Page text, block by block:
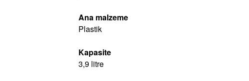
Ana malzeme
Plastik
Kapasite
3,9 litre